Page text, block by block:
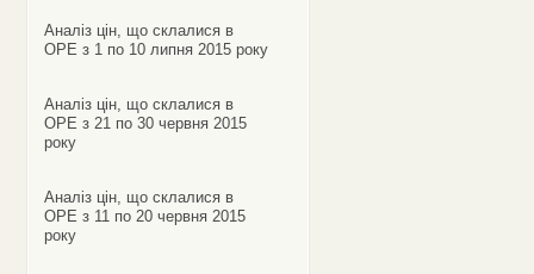
Аналіз цін, що склалися в
ОРЕ з 1 по 10 липня 2015 року
Аналіз цін, що склалися в
ОРЕ з 21 по 30 червня 2015
року
Аналіз цін, що склалися в
ОРЕ з 11 по 20 червня 2015
року